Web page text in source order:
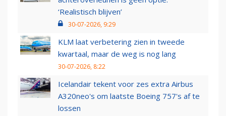
‘Realistisch blijven’
30-07-2026, 9:29
KLM laat verbetering zien in tweede
kwartaal, maar de weg is nog lang
30-07-2026, 8:22
Icelandair tekent voor zes extra Airbus
A320neo's om laatste Boeing 757's af te
lossen